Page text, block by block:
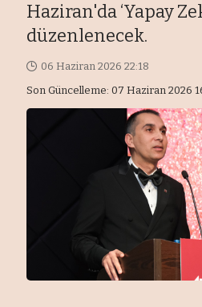
Haziran'da ‘Yapay
düzenlenecek.
Son Güncelleme: 07 Haziran 2026
06 Haziran 2026 22:18